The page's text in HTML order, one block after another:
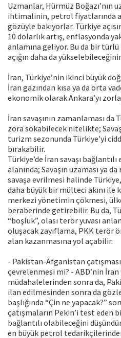
Uzmanlar, Hürmüz Boğazı’nın
ihtimalinin, petrol fiyatlarında
gözüyle bakıyorlar. Türkiye
10 dolarlık artış, enflasyonda
anlamına geliyor. Bu da bir
açığın daha da
İran, Türkiye’nin ikinci büyük
İran gazından kısa ya da orta
ekonomik olarak Ankara’yı
İran savaşının zamanlaması
zora sokabilecek nitelikte;
turizm sezonunda Türkiye’yi
bırakabilir.
Türkiye’de İran savaşı
alanında; Savaşın uzaması ya
savaşa evrilmesi halinde
daha büyük bir mülteci akını ile
merkezi yönetimin çökmesi,
beraberinde getirebilir. Bu da,
“boşluk”, olası terör yuvası
oluşacak zayıflama, PKK terör
alan kazanmasına yol açabilir.
- Pakistan-Afganistan çatışması;
çevrelenmesi mi? - ABD’nin İran
müdahalelerinden sonra da,
ilan edilmesinden sonra da
başlığında “Çin ne yapacak?”
çatışmaların Pekin’i test eden
bağlantılı olabileceğini
en büyük petrol